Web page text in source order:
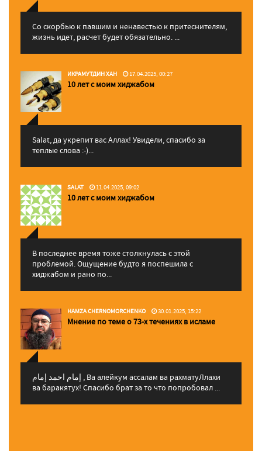
Со скорбью к павшим и ненавестью к притеснителям,
жизнь идет, расчет будет обязательно. ...
ИКРАМУТДИН ХАН 17.04.2025, 00:27
10 лет с моим хиджабом
Salat, да укрепит вас Аллаx! Увидели, спасибо за
теплые слова :-)...
SALAT 11.04.2025, 09:02
10 лет с моим хиджабом
В последнее время тоже столкнулась с этой
проблемой. Ощущение будто я поспешила с
хиджабом и рано по...
HAMZA CHERNOMORCHENKO 30.01.2025, 15:22
Мнение по теме о 73-х течениях в исламе
إمام احمد إمام , Ва алейкум ассалам ва рахматуЛлахи
ва баракятух! Спасибо брат за то что попробовал ...